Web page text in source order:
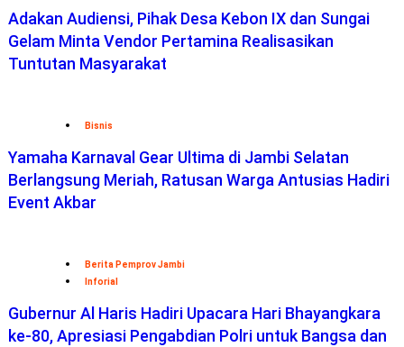
Adakan Audiensi, Pihak Desa Kebon IX dan Sungai
Gelam Minta Vendor Pertamina Realisasikan
Tuntutan Masyarakat
Bisnis
Yamaha Karnaval Gear Ultima di Jambi Selatan
Berlangsung Meriah, Ratusan Warga Antusias Hadiri
Event Akbar
Berita Pemprov Jambi
Inforial
Gubernur Al Haris Hadiri Upacara Hari Bhayangkara
ke-80, Apresiasi Pengabdian Polri untuk Bangsa dan